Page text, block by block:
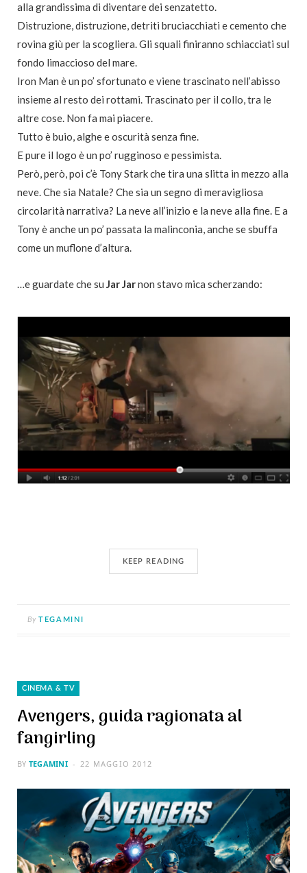
alla grandissima di diventare dei senzatetto.
Distruzione, distruzione, detriti bruciacchiati e cemento che
rovina giù per la scogliera. Gli squali finiranno schiacciati sul
fondo limaccioso del mare.
Iron Man è un po’ sfortunato e viene trascinato nell’abisso
insieme al resto dei rottami. Trascinato per il collo, tra le
altre cose. Non fa mai piacere.
Tutto è buio, alghe e oscurità senza fine.
E pure il logo è un po’ rugginoso e pessimista.
Però, però, poi c’è Tony Stark che tira una slitta in mezzo alla
neve. Che sia Natale? Che sia un segno di meravigliosa
circolarità narrativa? La neve all’inizio e la neve alla fine. E a
Tony è anche un po’ passata la malinconia, anche se sbuffa
come un muflone d’altura.
…e guardate che su Jar Jarnon stavo mica scherzando:
KEEP READING
By TEGAMINI
CINEMA & TV
Avengers, guida ragionata al
fangirling
BY TEGAMINI 22 MAGGIO 2012